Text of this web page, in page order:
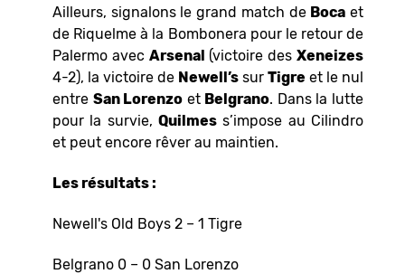
Ailleurs, signalons le grand match de Boca et
de Riquelme à la Bombonera pour le retour de
Palermo avec Arsenal (victoire desXeneizes
4-2), la victoire de Newell’s sur Tigre et le nul
entre San Lorenzo et Belgrano. Dans la lutte
pour la survie, Quilmes s’impose au Cilindro
et peut encore rêver au maintien.
Les résultats :
Newell's Old Boys 2 – 1 Tigre
Belgrano 0 – 0 San Lorenzo